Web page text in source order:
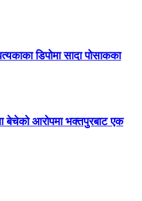
डिपोमा सादा पोसाकका
बेचेको आरोपमा भक्तपुरबाट एक